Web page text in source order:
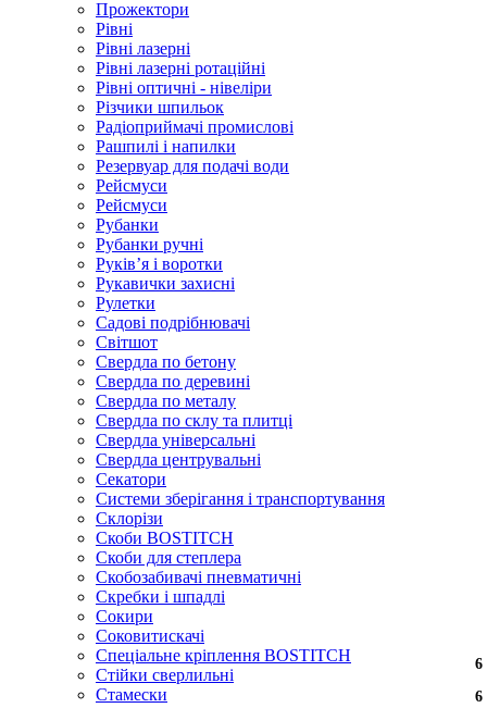
Прожектори
Рівні
Рівні лазерні
Рівні лазерні ротаційні
Рівні оптичні - нівеліри
Різчики шпильок
Радіоприймачі промислові
Рашпилі і напилки
Резервуар для подачі води
Рейсмуси
Рейсмуси
Рубанки
Рубанки ручні
Руківʼя і воротки
Рукавички захисні
Рулетки
Садові подрібнювачі
Світшот
Свердла по бетону
Свердла по деревині
Свердла по металу
Свердла по склу та плитці
Свердла універсальні
Свердла центрувальні
Секатори
Системи зберігання і транспортування
Склорізи
Скоби BOSTITCH
Скоби для степлера
Скобозабивачі пневматичні
Скребки і шпадлі
Сокири
Соковитискачі
Спеціальне кріплення BOSTITCH
Стійки сверлильні
Стамески
6
6
6
6
6
6